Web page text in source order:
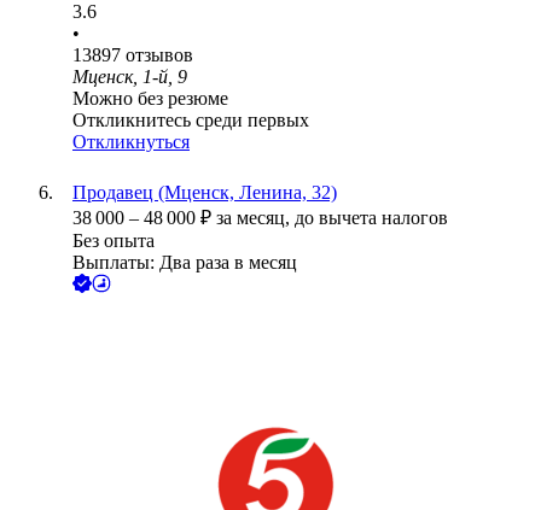
3.6
•
13897 отзывов
Мценск, 1-й, 9
Можно без резюме
Откликнитесь среди первых
Откликнуться
Продавец (Мценск, Ленина, 32)
38 000 – 48 000 ₽ за месяц, до вычета налогов
Без опыта
Выплаты: Два раза в месяц